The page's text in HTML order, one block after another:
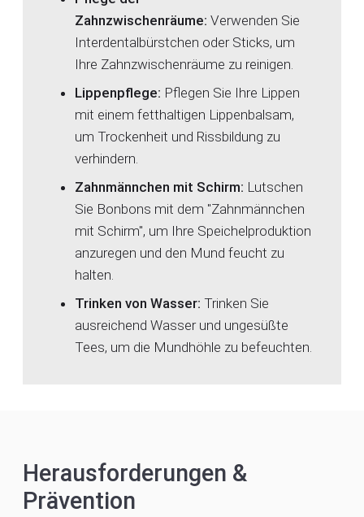
Zahnzwischenräume: Verwenden Sie
Interdentalbürstchen oder Sticks, um
Ihre Zahnzwischenräume zu reinigen.
Lippenpflege: Pflegen Sie Ihre Lippen
mit einem fetthaltigen Lippenbalsam,
um Trockenheit und Rissbildung zu
verhindern.
Zahnmännchen mit Schirm: Lutschen
Sie Bonbons mit dem "Zahnmännchen
mit Schirm", um Ihre Speichelproduktion
anzuregen und den Mund feucht zu
halten.
Trinken von Wasser: Trinken Sie
ausreichend Wasser und ungesüßte
Tees, um die Mundhöhle zu befeuchten.
Herausforderungen &
Prävention